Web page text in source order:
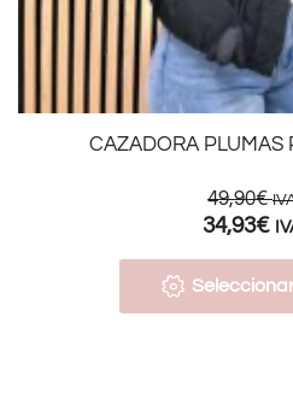
CAZADORA PLUMAS
49,90€
34,93€